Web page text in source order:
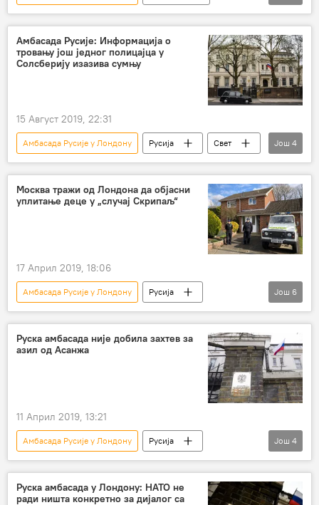
Русија
Велика Британија
Скотланд Јард
случај Скрипаљ
Русија – политика
Амбасада Русије: Информација о
тровању још једног полицајца у
Солсберију изазива сумњу
15 Август 2019, 22:31
Амбасада Русије у Лондону Русија
Свет
Вести
Сергеј и Јулија Скрипаљ
Солсбери
Европа
Још 4
Москва тражи од Лондона да објасни
уплитање деце у „случај Скрипаљ“
17 Април 2019, 18:06
Амбасада Русије у Лондону
Русија
Вести
Свет
Велика Британија
Сергеј и Јулија Скрипаљ
Случај Скрипаљ
Још 6
Руска амбасада није добила захтев за
азил од Асанжа
11 Април 2019, 13:21
Амбасада Русије у Лондону
Русија
Вести
Свет
Велика Британија
хапшење Џулијена Асанжа
Џулијан Асанж
Још 4
Руска амбасада у Лондону: НАТО не
ради ништа конкретно за дијалог са